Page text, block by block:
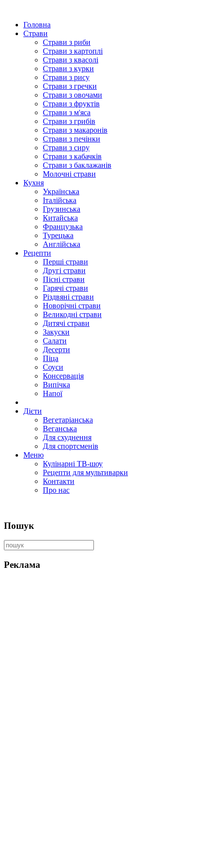
Головна
Страви
Страви з риби
Страви з картоплі
Страви з квасолі
Страви з курки
Страви з рису
Страви з гречки
Страви з овочами
Страви з фруктів
Страви з м'яса
Страви з грибів
Страви з макаронів
Страви з печінки
Страви з сиру
Страви з кабачків
Страви з баклажанів
Молочні страви
Кухня
Українська
Італійська
Грузинська
Китайська
Французька
Турецька
Англійська
Рецепти
Перші страви
Другі страви
Пісні страви
Гарячі страви
Різдвяні страви
Новорічні страви
Великодні страви
Дитячі страви
Закуски
Салати
Десерти
Піца
Соуси
Консервація
Випічка
Напої
Дієти
Вегетаріанська
Веганська
Для схуднення
Для спортсменів
Меню
Кулінарні ТВ-шоу
Рецепти для мультиварки
Контакти
Про нас
Пошук
Реклама